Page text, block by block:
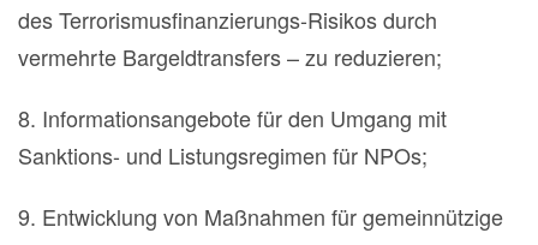
des Terrorismusfinanzierungs-Risikos durch
vermehrte Bargeldtransfers – zu reduzieren;
8. Informationsangebote für den Umgang mit
Sanktions- und Listungsregimen für NPOs;
9. Entwicklung von Maßnahmen für gemeinnützige